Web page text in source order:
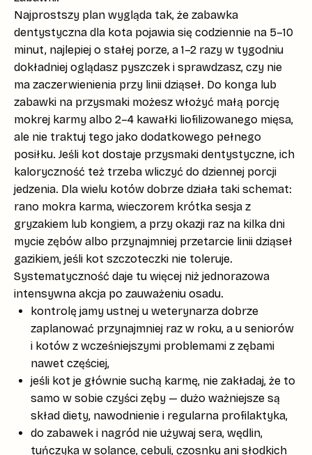
Najprostszy plan wygląda tak, że zabawka
dentystyczna dla kota pojawia się codziennie na 5–10
minut, najlepiej o stałej porze, a 1–2 razy w tygodniu
dokładniej oglądasz pyszczek i sprawdzasz, czy nie
ma zaczerwienienia przy linii dziąseł. Do konga lub
zabawki na przysmaki możesz włożyć małą porcję
mokrej karmy albo 2–4 kawałki liofilizowanego mięsa,
ale nie traktuj tego jako dodatkowego pełnego
posiłku. Jeśli kot dostaje przysmaki dentystyczne, ich
kaloryczność też trzeba wliczyć do dziennej porcji
jedzenia. Dla wielu kotów dobrze działa taki schemat:
rano mokra karma, wieczorem krótka sesja z
gryzakiem lub kongiem, a przy okazji raz na kilka dni
mycie zębów albo przynajmniej przetarcie linii dziąseł
gazikiem, jeśli kot szczoteczki nie toleruje.
Systematyczność daje tu więcej niż jednorazowa
intensywna akcja po zauważeniu osadu.
kontrolę jamy ustnej u weterynarza dobrze
zaplanować przynajmniej raz w roku, a u seniorów
i kotów z wcześniejszymi problemami z zębami
nawet częściej,
jeśli kot je głównie suchą karmę, nie zakładaj, że to
samo w sobie czyści zęby — dużo ważniejsze są
skład diety, nawodnienie i regularna profilaktyka,
do zabawek i nagród nie używaj sera, wędlin,
tuńczyka w solance, cebuli, czosnku ani słodkich